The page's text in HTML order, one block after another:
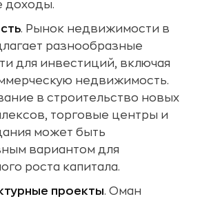
доходы.
. Рынок недвижимости в
разнообразные
для инвестиций, включая
недвижимость.
в строительство новых
торговые центры и
может быть
вариантом для
роста капитала.
проекты. Оман